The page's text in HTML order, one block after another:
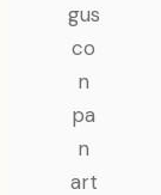
gus
co
n
pa
n
art